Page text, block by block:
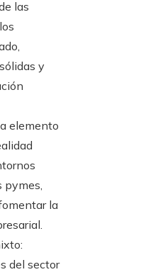
las
y
elemento
pymes,
la
del sector